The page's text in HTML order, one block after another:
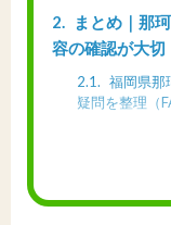
2
まとめ｜那
容の確認が大切
2.1
福岡県那
疑問を整理（